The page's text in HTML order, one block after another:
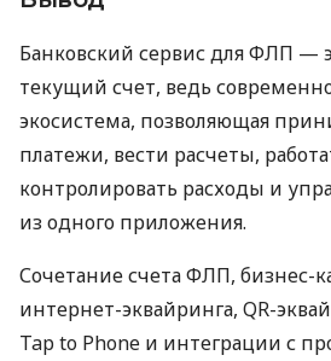
Банковский сервис для ФЛП —
текущий счет, ведь
экосистема, позволяющая
платежи, вести расчеты,
контролировать расходы и
из одного приложения.
Сочетание счета ФЛП, бизнес-
интернет-эквайринга, QR-
Tap to Phone и интеграции с